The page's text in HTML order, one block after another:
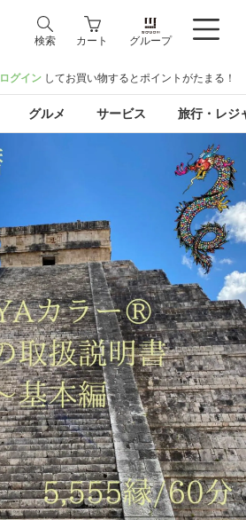
検索 カート グループ
ログイン してお買い物するとポイントがたまる！
グルメ サービス 旅行・レジ